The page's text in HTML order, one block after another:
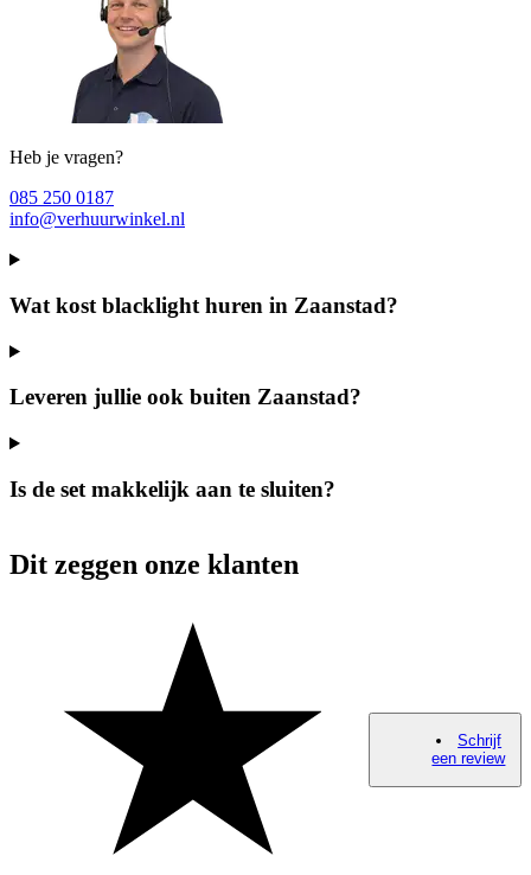
Heb je vragen?
085 250 0187
info@verhuurwinkel.nl
Wat kost blacklight huren in Zaanstad?
Leveren jullie ook buiten Zaanstad?
Is de set makkelijk aan te sluiten?
Dit zeggen onze klanten
Schrijf
een review